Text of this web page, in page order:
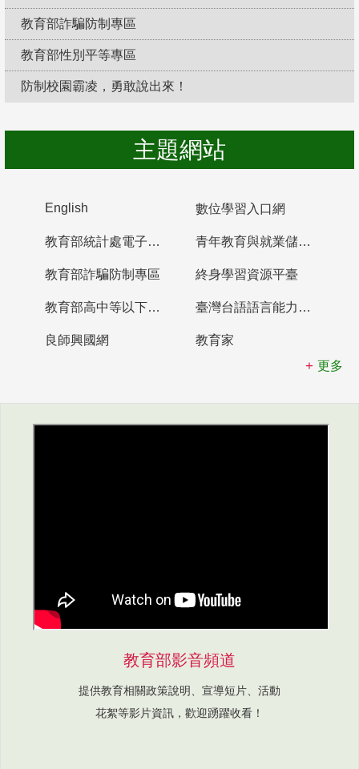
教育部詐騙防制專區
教育部性別平等專區
防制校園霸凌，勇敢說出來！
主題網站
English 數位學習入口網
教育部統計處電子書櫃 青年教育與就業儲蓄帳戶
教育部詐騙防制專區 終身學習資源平臺
教育部高中等以下學校及幼兒園教師資格檢定考試 臺灣台語語言能力認證網站
良師興國網
教育家
更多
教育部影音頻道
提供教育相關政策說明、宣導短片、活動
花絮等影片資訊，歡迎踴躍收看！